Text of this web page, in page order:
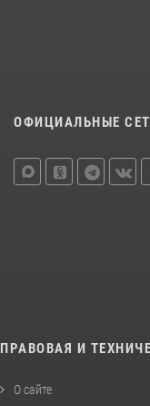
ОФИЦИАЛЬНЫЕ
ПРАВОВАЯ И
О сайте